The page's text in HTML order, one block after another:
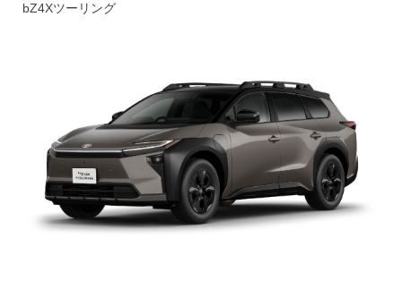
bZ4Xツーリング